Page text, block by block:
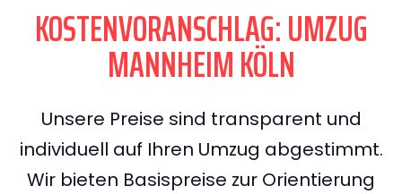
KOSTENVORANSCHLAG: UMZUG
MANNHEIM KÖLN
Unsere Preise sind transparent und
individuell auf Ihren Umzug abgestimmt.
Wir bieten Basispreise zur Orientierung